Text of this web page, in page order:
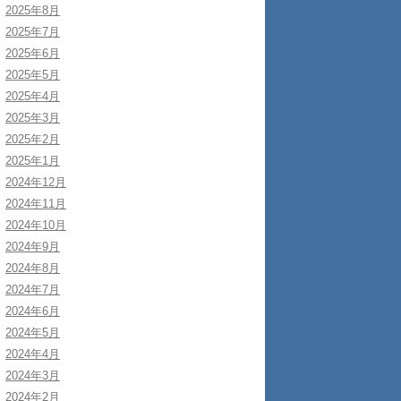
2025年8月
2025年7月
2025年6月
2025年5月
2025年4月
2025年3月
2025年2月
2025年1月
2024年12月
2024年11月
2024年10月
2024年9月
2024年8月
2024年7月
2024年6月
2024年5月
2024年4月
2024年3月
2024年2月